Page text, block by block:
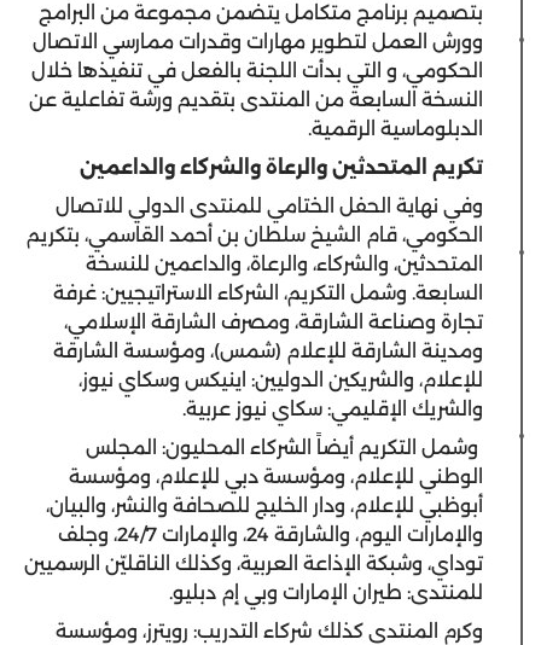
بتصميم برنامج متكامل يتضمن مجموعة من البرامج
وورش العمل لتطوير مهارات وقدرات ممارسي الاتصال
الحكومي، و التي بدأت اللجنة بالفعل في تنفيذها خلال
النسخة السابعة من المنتدى بتقديم ورشة تفاعلية عن
الدبلوماسية الرقمية.
تكريم المتحدثين والرعاة والشركاء والداعمين
وفي نهاية الحفل الختامي للمنتدى الدولي للاتصال
الحكومي، قام الشيخ سلطان بن أحمد القاسمي، بتكريم
المتحدثين، والشركاء، والرعاة، والداعمين للنسخة
السابعة. وشمل التكريم، الشركاء الاستراتيجيين: غرفة
تجارة وصناعة الشارقة، ومصرف الشارقة الإسلامي،
ومدينة الشارقة للإعلام (شمس)، ومؤسسة الشارقة
للإعلام، والشريكين الدوليين: اينيكس وسكاي نيوز،
والشريك الإقليمي: سكاي نيوز عربية.
وشمل التكريم أيضاً الشركاء المحليون: المجلس
الوطني للإعلام، ومؤسسة دبي للإعلام، ومؤسسة
أبوظبي للإعلام، ودار الخليج للصحافة والنشر، والبيان،
والإمارات اليوم، والشارقة 24، والإمارات 24/7، وجلف
توداي، وشبكة الإذاعة العربية، وكذلك الناقليّن الرسميين
للمنتدى: طيران الإمارات وبي إم دبليو.
وكرم المنتدى كذلك شركاء التدريب: رويترز، ومؤسسة